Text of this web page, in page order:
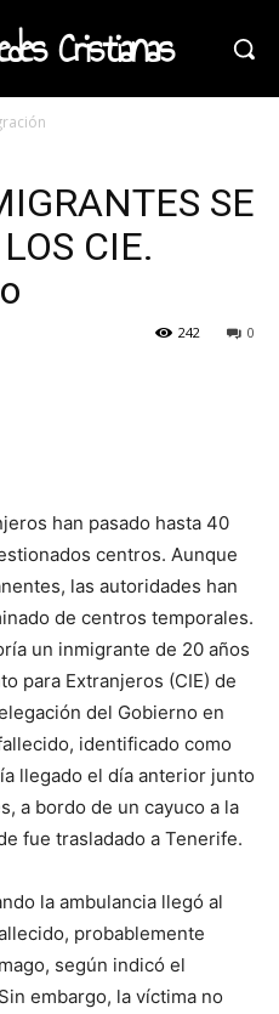
Cristianas
SE
CIE.
0
242
han pasado hasta 40
centros. Aunque
las autoridades han
de centros temporales.
un inmigrante de 20 años
para Extranjeros (CIE) de
del Gobierno en
identificado como
llegado el día anterior junto
a bordo de un cayuco a la
fue trasladado a Tenerife.
la ambulancia llegó al
probablemente
según indicó el
embargo, la víctima no